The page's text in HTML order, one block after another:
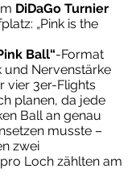
DiDaGo Turnier
„Pink is the
Ball“-Format
und Nervenstärke
vier 3er-Flights
planen, da jede
Ball an genau
musste –
zwei
Loch zählten am